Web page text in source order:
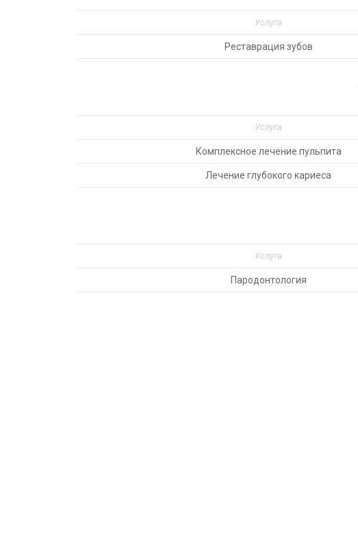
Услуга
Реставрация зубов
Услуга
Комплексное лечение пульпита
Лечение глубокого кариеса
Услуга
Пародонтология